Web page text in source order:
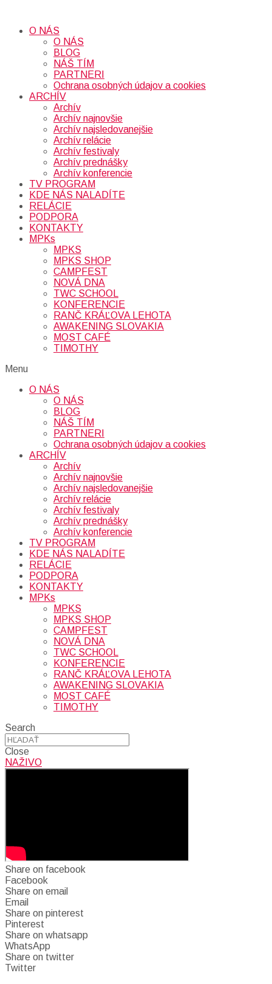
O NÁS
O NÁS
BLOG
NÁŠ TÍM
PARTNERI
Ochrana osobných údajov a cookies
ARCHÍV
Archív
Archív najnovšie
Archív najsledovanejšie
Archív relácie
Archív festivaly
Archív prednášky
Archív konferencie
TV PROGRAM
KDE NÁS NALADÍTE
RELÁCIE
PODPORA
KONTAKTY
MPKs
MPKS
MPKS SHOP
CAMPFEST
NOVÁ DNA
TWC SCHOOL
KONFERENCIE
RANČ KRÁĽOVA LEHOTA
AWAKENING SLOVAKIA
MOST CAFÉ
TIMOTHY
Menu
O NÁS
O NÁS
BLOG
NÁŠ TÍM
PARTNERI
Ochrana osobných údajov a cookies
ARCHÍV
Archív
Archív najnovšie
Archív najsledovanejšie
Archív relácie
Archív festivaly
Archív prednášky
Archív konferencie
TV PROGRAM
KDE NÁS NALADÍTE
RELÁCIE
PODPORA
KONTAKTY
MPKs
MPKS
MPKS SHOP
CAMPFEST
NOVÁ DNA
TWC SCHOOL
KONFERENCIE
RANČ KRÁĽOVA LEHOTA
AWAKENING SLOVAKIA
MOST CAFÉ
TIMOTHY
Search
Close
NAŽIVO
Share on facebook
Facebook
Share on email
Email
Share on pinterest
Pinterest
Share on whatsapp
WhatsApp
Share on twitter
Twitter